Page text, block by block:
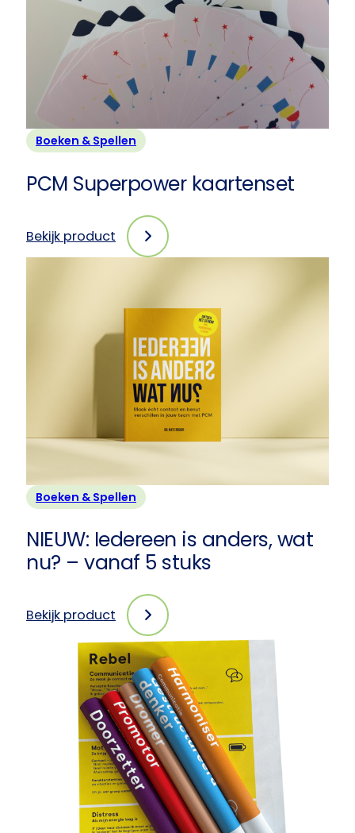
Boeken & Spellen
PCM Superpower kaartenset
Bekijk product
:
kaartenset
Boeken & Spellen
NIEUW: Iedereen is anders, wat
nu? – vanaf 5 stuks
Bekijk product
:
NIEUW:
Iedereen
is
anders,
wat
nu?
–
vanaf
5
stuks